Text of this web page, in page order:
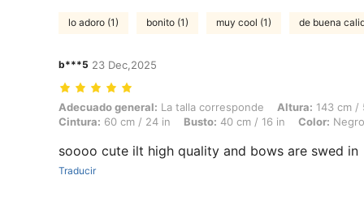
lo adoro (1) bonito (1) muy cool (1) de buena
b***5 23 Dec,2025
Adecuado general: La talla corresponde, Altura: 143 cm / 56 in,
Adecuado general: La talla corresponde Altura: 143 cm /
Cintura: 60 cm / 24 in Busto: 40 cm / 16 in Color: Negro
soooo cute ilt high quality and bows are swed in
Traducir